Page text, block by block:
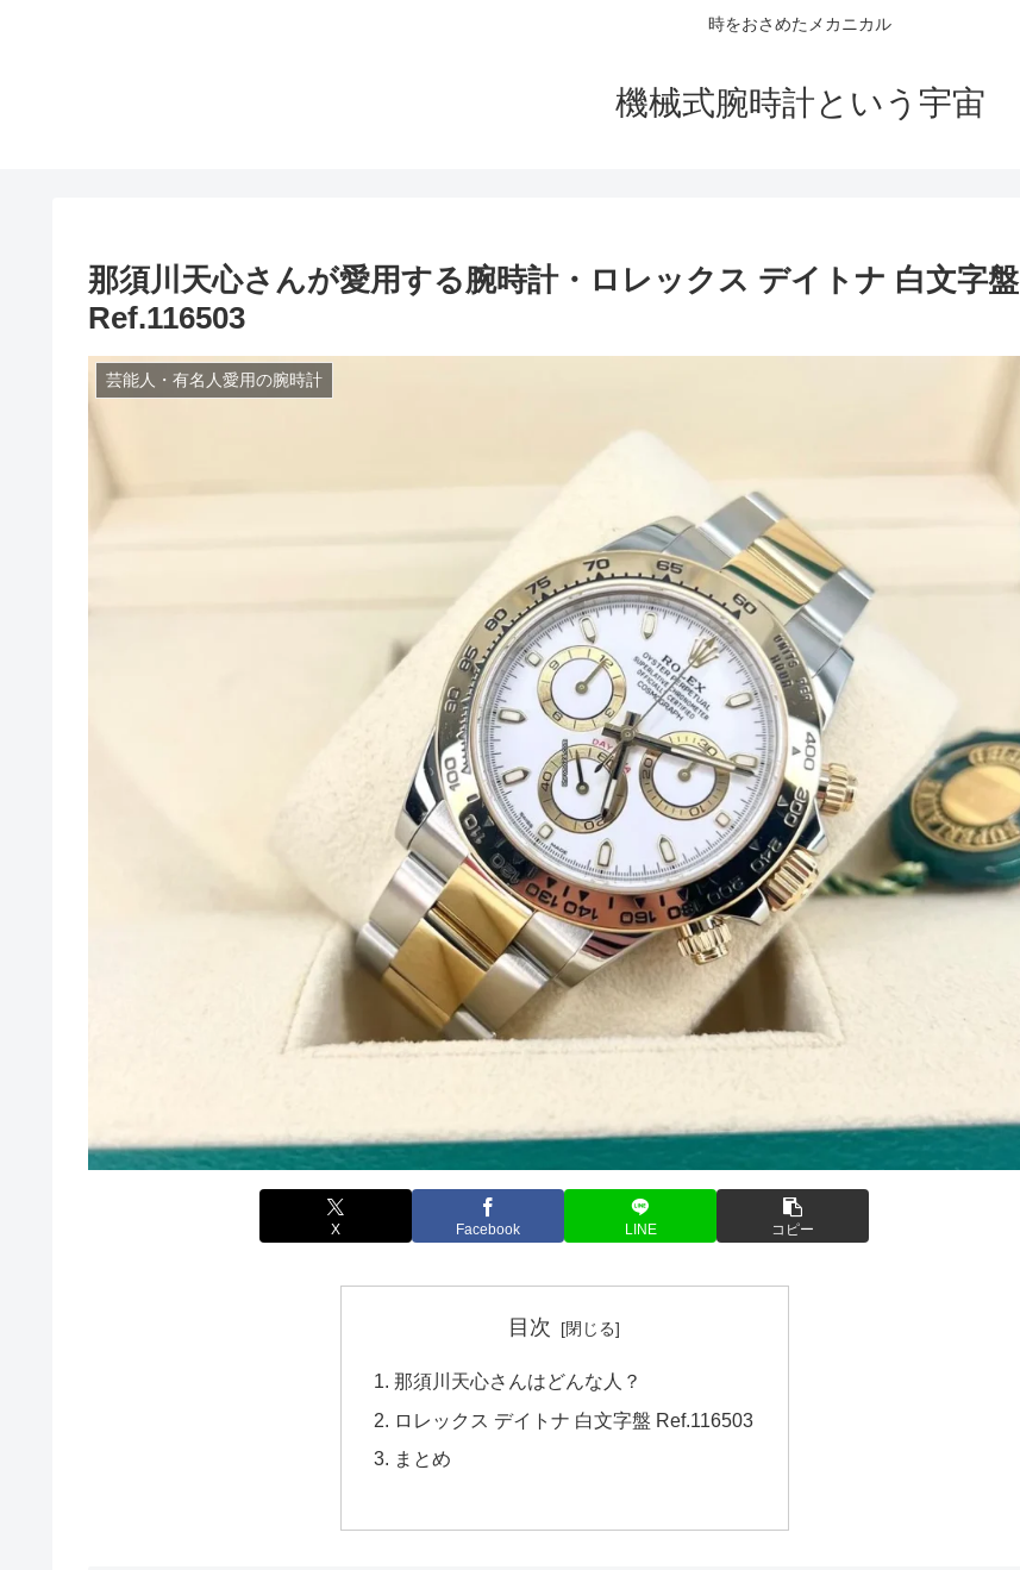
時をおさめたメカニカル
機械式腕時計という宇宙
那須川天心さんが愛用する腕時計・ロレックス デイトナ 白文字盤
Ref.116503
芸能人・有名人愛用の腕時計
X Facebook LINE コピー
目次
那須川天心さんはどんな人？
ロレックス デイトナ 白文字盤 Ref.116503
まとめ